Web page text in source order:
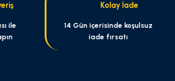
alternatifler olmalı.
ile
Kolay İade
14 Gün içerisinde koşulsuz
iade fırsatı